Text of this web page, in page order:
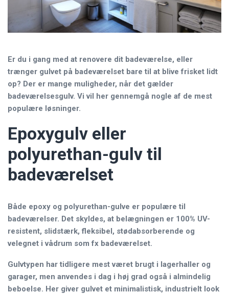
Er du i gang med at renovere dit badeværelse, eller
trænger gulvet på badeværelset bare til at blive frisket lidt
op? Der er mange muligheder, når det gælder
badeværelsesgulv. Vi vil her gennemgå nogle af de mest
populære løsninger.
Epoxygulv eller
polyurethan-gulv til
badeværelset
Både epoxy og polyurethan-gulve er populære til
badeværelser. Det skyldes, at belægningen er 100% UV-
resistent, slidstærk, fleksibel, stødabsorberende og
velegnet i vådrum som fx badeværelset.
Gulvtypen har tidligere mest været brugt i lagerhaller og
garager, men anvendes i dag i høj grad også i almindelig
beboelse. Her giver gulvet et minimalistisk, industrielt look